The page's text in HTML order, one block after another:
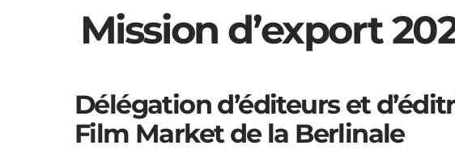
Mission d’export
Délégation d’éditeurs et
Film Market de la Berlinale